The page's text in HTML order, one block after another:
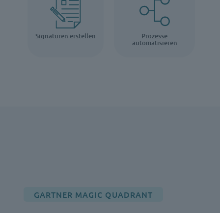
Signaturen erstellen Prozesse
automatisieren
GARTNER MAGIC QUADRANT